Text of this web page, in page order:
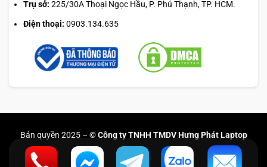
Trụ sở: 225/30A Thoại Ngọc Hầu, P. Phú Thạnh, TP. HCM.
Điện thoại: 0903.134.635
Bản quyền 2025 – © Công ty TNHH TMDV Hưng Phát Laptop